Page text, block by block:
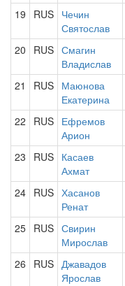
19 RUS Чечин
Святослав
20 RUS Смагин
Владислав
21 RUS Маюнова
Екатерина
22 RUS Ефремов
Арион
23 RUS Касаев
Ахмат
24 RUS Хасанов
Ренат
25 RUS Свирин
Мирослав
26 RUS Джавадов
Ярослав